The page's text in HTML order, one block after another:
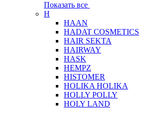
Показать все
H
HAAN
HADAT COSMETICS
HAIR SEKTA
HAIRWAY
HASK
HEMPZ
HISTOMER
HOLIKA HOLIKA
HOLLY POLLY
HOLY LAND